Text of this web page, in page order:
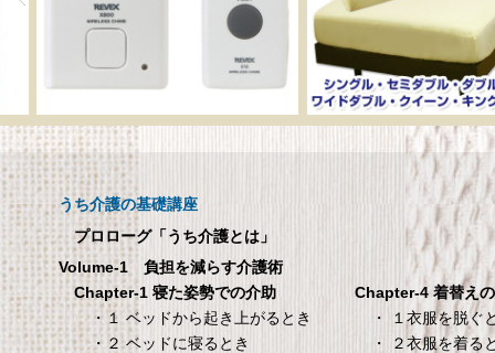
呼び出しチャイムセット
X810
呼び出しチャイムセット X810
メーカー直販 ベッ
ックスシーツ 防水
ツ 【介護シーツ･ベ
用防水シーツ】シ
100×200×30cm ク
メーカー直販 ベッド用ボ
シーツ 防水シーツ 【介護
ベッド用防水シーツ】シ
100×200×30cm クリー
うち介護の基礎講座
プロローグ「うち介護とは」
Volume-1 負担を減らす介護術
Chapter-1 寝た姿勢での介助
・１ ベッドから起き上がるとき
・２ ベッドに寝るとき
Chapter-4 着替え
・ １衣服を脱ぐ
・ ２衣服を着る